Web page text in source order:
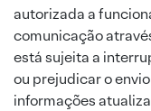
autorizada a
comunicação
está sujeita a
ou prejudicar o
informações